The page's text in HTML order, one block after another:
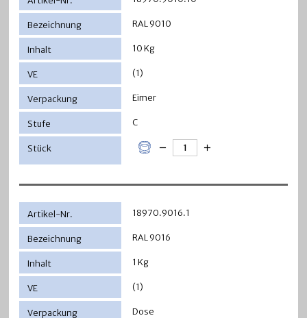
RAL 9010
10 Kg
(1)
Eimer
C
18970.9016.1
RAL 9016
1 Kg
(1)
Dose